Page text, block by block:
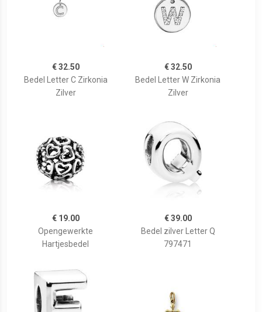
€ 32.50
Bedel Letter C Zirkonia
Zilver
€ 32.50
Bedel Letter W Zirkonia
Zilver
€ 19.00
Opengewerkte
Hartjesbedel
€ 39.00
Bedel zilver Letter Q
797471